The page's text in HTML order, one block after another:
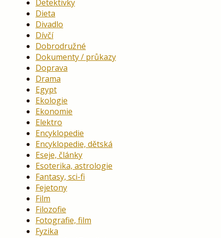
Detektivky
Dieta
Divadlo
Dívčí
Dobrodružné
Dokumenty / průkazy
Doprava
Drama
Egypt
Ekologie
Ekonomie
Elektro
Encyklopedie
Encyklopedie, dětská
Eseje, články
Esoterika, astrologie
Fantasy, sci-fi
Fejetony
Film
Filozofie
Fotografie, film
Fyzika